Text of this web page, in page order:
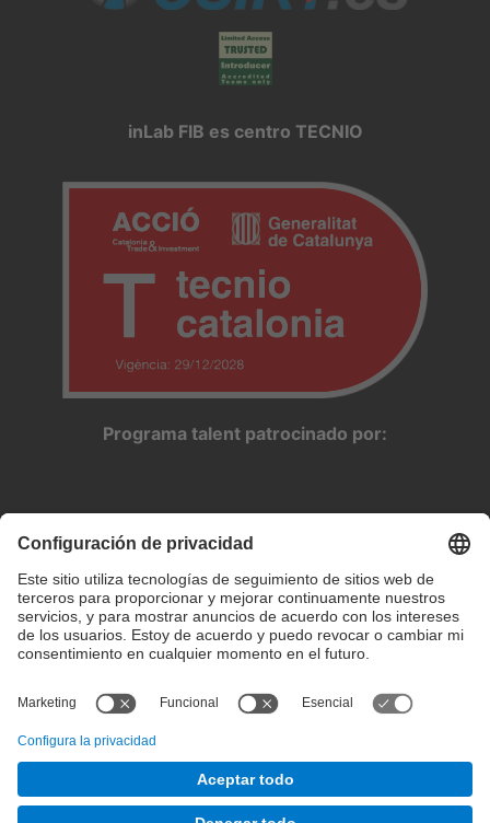
inLab FIB es centro TECNIO
Programa talent patrocinado por:
Configuración de privacidad